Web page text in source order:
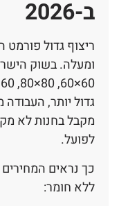
ב-2026
ומעלה. בשוק
גדול יותר,
מקבל בחנות לא
לפועל.
כך נראים
ללא חומר: